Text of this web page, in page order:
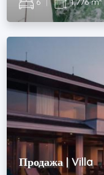
Продажа | Villa